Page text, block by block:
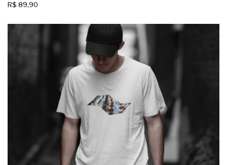
R$ 89,90